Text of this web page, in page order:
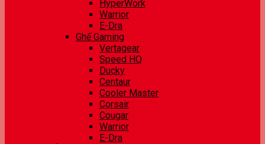
HyperWork
Warrior
E-Dra
Ghế Gaming
Vertagear
Speed HQ
Ducky
Centaur
Cooler Master
Corsair
Cougar
Warrior
E-Dra